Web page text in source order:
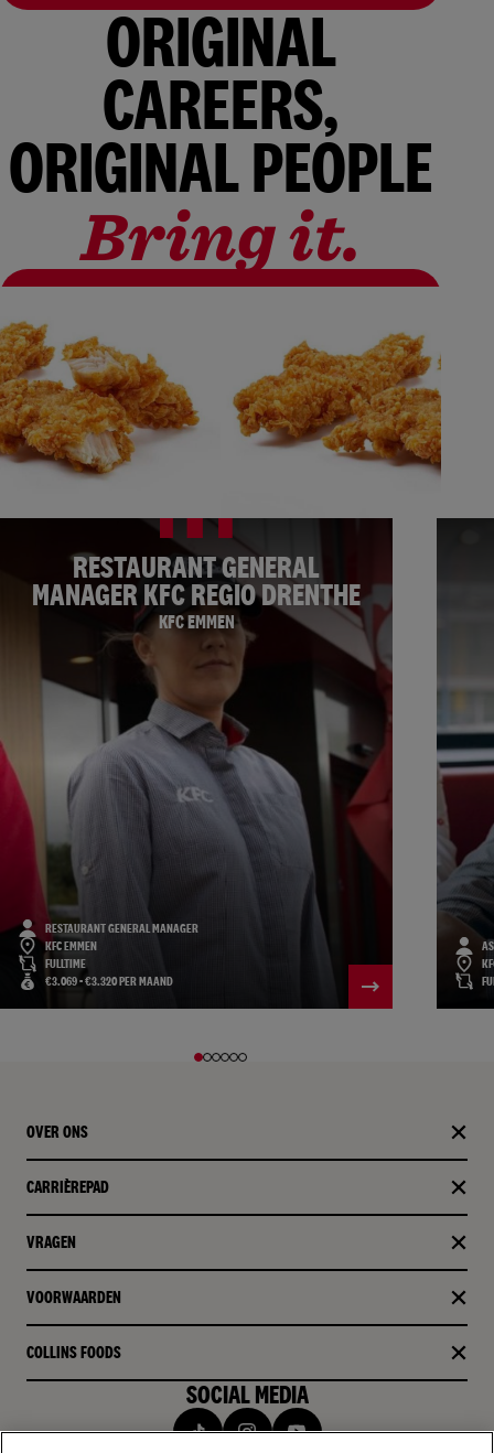
ORIGINAL
CAREERS,
ORIGINAL PEOPLE
Bring it.
RESTAURANT GENERAL
MANAGER KFC REGIO DRENTHE
KFC EMMEN
RESTAURANT GENERAL MANAGER
KFC EMMEN
FULLTIME
€3.069 - €3.320 PER MAAND
OVER ONS
CARRIÈREPAD
VRAGEN
VOORWAARDEN
COLLINS FOODS
SOCIAL MEDIA